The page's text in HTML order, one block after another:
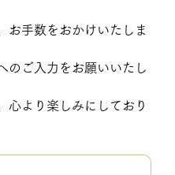
お手数をおかけいたしま
のご入力をお願いいたし
心より楽しみにしており